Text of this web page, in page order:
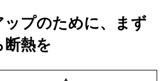
プのために、まず
熱を